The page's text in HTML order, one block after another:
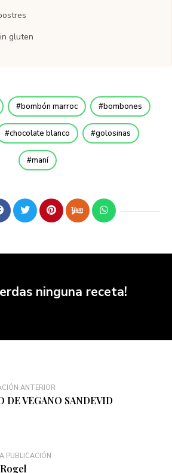
gluten
bombón marroc bombones
chocolate blanco golosinas
maní
ninguna receta!
ANTERIOR
DE VEGANO SANDEVID
PUBLICACIÓN